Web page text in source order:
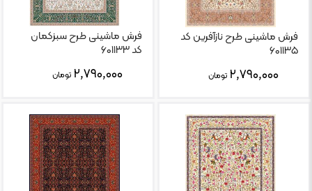
فرش ماشینی طرح نازآفرین کد
۶۰۱۱۳۵
۲,۷۹۰,۰۰۰ تومان
فرش ماشینی طرح سبزکمان
کد ۶۰۱۱۳۳
۲,۷۹۰,۰۰۰ تومان